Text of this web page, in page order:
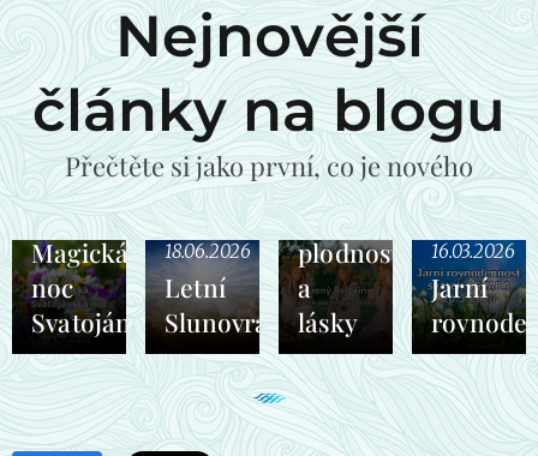
Nejnovější
články na blogu
Přečtěte si jako první, co je nového
18.06.2026
Magická
noc
Svatojánská
18.06.2026
Letní
Slunovrat
30.04.2026
Beltaine
svátek
plodnosti
a
lásky
16.03.2026
Jarní